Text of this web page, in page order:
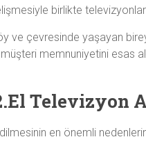
birlikte
ve çevresinde yaşayan
memnuniyetini esas
Televizyon
en önemli